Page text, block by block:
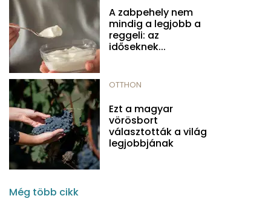
A zabpehely nem
mindig a legjobb a
reggeli: az
időseknek...
OTTHON
Ezt a magyar
vörösbort
választották a világ
legjobbjának
Még több cikk